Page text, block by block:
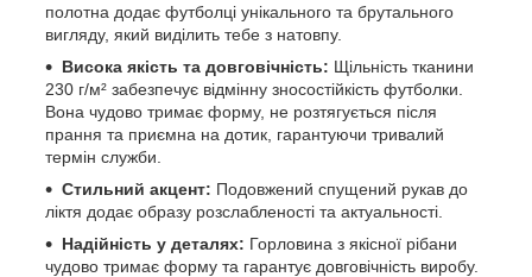
полотна додає футболці унікального та брутального
вигляду, який виділить тебе з натовпу.
Висока якість та довговічність: Щільність тканини
230 г/м² забезпечує відмінну зносостійкість футболки.
Вона чудово тримає форму, не розтягується після
прання та приємна на дотик, гарантуючи тривалий
термін служби.
Стильний акцент: Подовжений спущений рукав до
ліктя додає образу розслабленості та актуальності.
Надійність у деталях: Горловина з якісної рібани
чудово тримає форму та гарантує довговічність виробу.